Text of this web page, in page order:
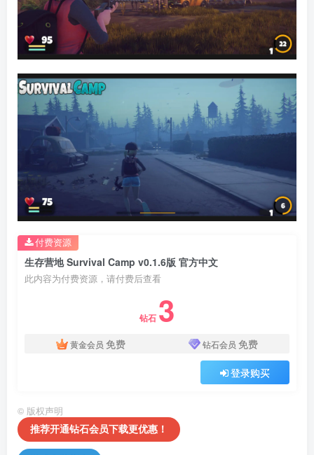
生存营地 Survival Camp v0.1.6版 官方中文
此内容为付费资源，请付费后查看
钻石 3
黄金会员 免费 钻石会员 免费
登录购买
付费资源
© 版权声明
推荐开通钻石会员下载更优惠！